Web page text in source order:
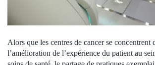
Alors que les centres de cancer se concentrent
l’amélioration de l’expérience du patient au